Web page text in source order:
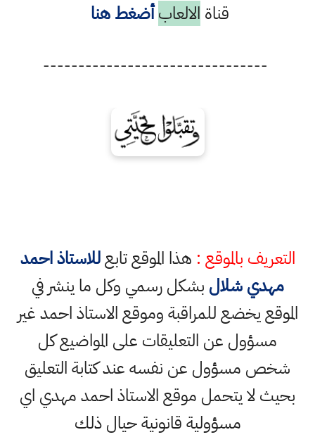
قناة الالعاب أضغط هنا
--------------------------------
التعريف بالموقع : هذا الموقع تابعللاستاذ احمد
مهدي شلال بشكل رسمي وكل ما ينشر في
الموقع يخضع للمراقبة وموقع الاستاذ احمد غير
مسؤول عن التعليقات على المواضيع كل
شخص مسؤول عن نفسه عند كتابة التعليق
بحيث لا يتحمل موقع الاستاذ احمد مهدي اي
مسؤولية قانونية حيال ذلك